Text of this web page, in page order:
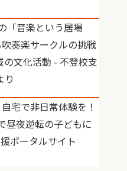
「音楽という居場
奏楽サークルの挑戦
文化活動 - 不登校支
り
宅で非日常体験を！
昼夜逆転の子どもに
ポータルサイト